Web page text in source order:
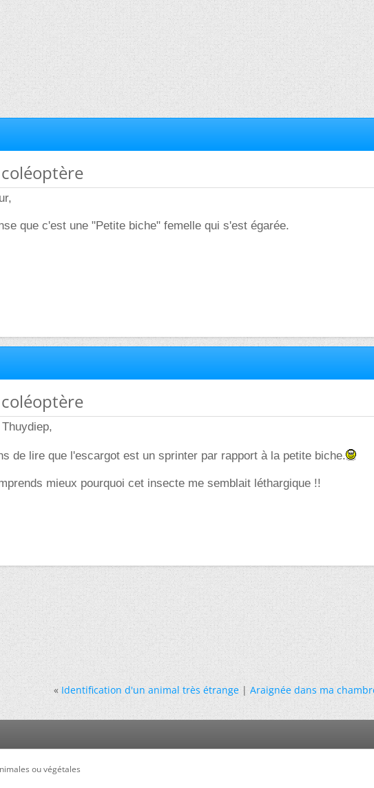
coléoptère
que c'est une "Petite biche" femelle qui s'est égarée.
coléoptère
de lire que l'escargot est un sprinter par rapport à la petite biche.
mieux pourquoi cet insecte me semblait léthargique !!
« Identification d'un animal très étrange|Araignée dans ma
ou végétales